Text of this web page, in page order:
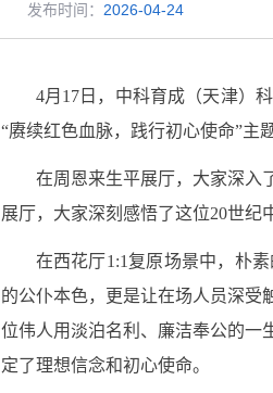
发布时间： 2026-04-24
4月 17 日，中科育成（天津）
“赓续红色血脉，践行初心使命”主
在周恩来生平展厅，大家深入
展厅，大家深刻感悟了这位20世纪
在西花厅1:1 复原场景中，朴
的公仆本色，更是让在场人员深受
位伟人用淡泊名利、廉洁奉公的一
定了理想信念和初心使命。